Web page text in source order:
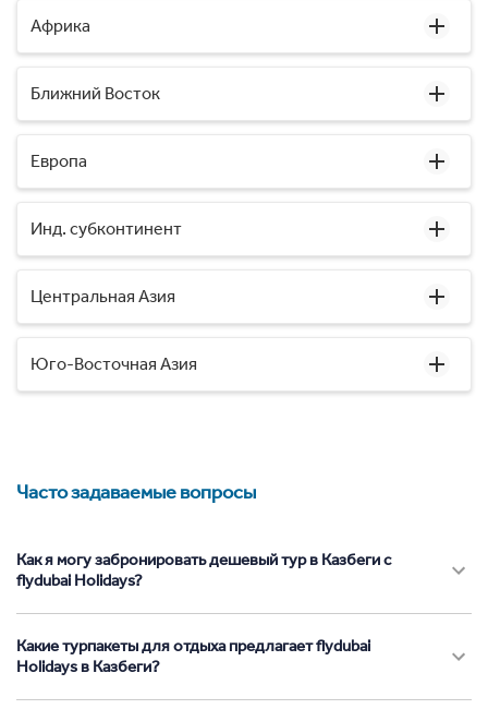
Африка
Ближний Восток
Европа
Инд. субконтинент
Центральная Азия
Юго-Восточная Азия
Часто задаваемые вопросы
Как я могу забронировать дешевый тур в Казбеги с
flydubai Holidays?
Какие турпакеты для отдыха предлагает flydubai
Holidays в Казбеги?